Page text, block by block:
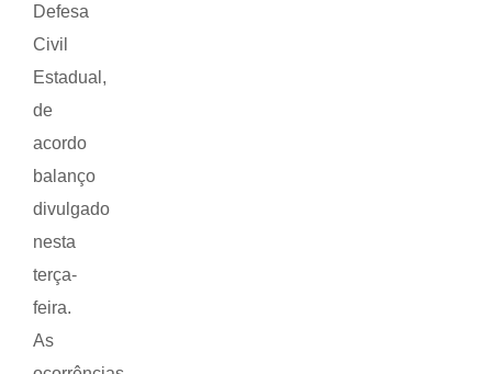
Defesa
Civil
Estadual,
de
acordo
balanço
divulgado
nesta
terça-
feira.
As